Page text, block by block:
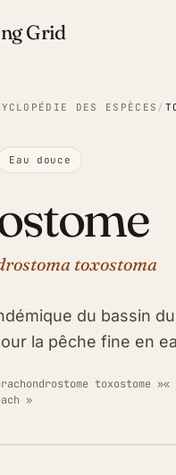
Grid
DES ESPÈCES /
Eau douce
toxostoma
du bassin
la pêche fine en
toxostome »«
»